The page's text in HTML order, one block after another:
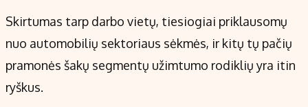
Skirtumas tarp darbo vietų, tiesiogiai priklausomų
nuo automobilių sektoriaus sėkmės, ir kitų tų pačių
pramonės šakų segmentų užimtumo rodiklių yra itin
ryškus.